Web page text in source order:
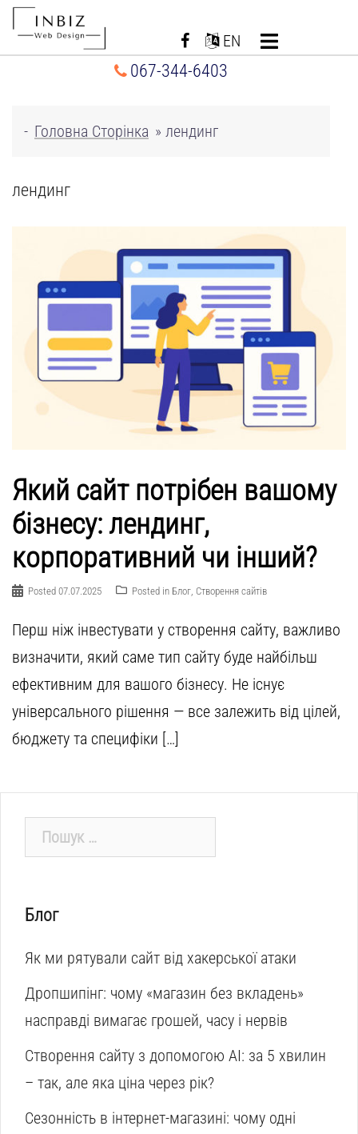
Перейти
EN
067-344-6403
- Головна Сторінка » лендинг
лендинг
Який сайт потрібен вашому
бізнесу: лендинг,
корпоративний чи інший?
Posted 07.07.2025 Posted in Блог Створення сайтів
Перш ніж інвестувати у створення сайту, важливо
визначити, який саме тип сайту буде найбільш
ефективним для вашого бізнесу. Не існує
універсального рішення — все залежить від цілей,
бюджету та специфіки […]
Пошук:
Блог
Як ми рятували сайт від хакерської атаки
Дропшипінг: чому «магазин без вкладень»
насправді вимагає грошей, часу і нервів
Створення сайту з допомогою AI: за 5 хвилин
– так, але яка ціна через рік?
Сезонність в інтернет-магазині: чому одні